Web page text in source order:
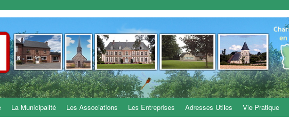
La Municipalité Les Associations Les Entreprises Adresses Utiles Vie Pratique